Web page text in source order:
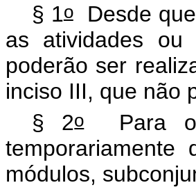
§ 1oDesde que
as atividades ou
poderão ser
inciso III, que não
§ 2oPara o
temporariamente
módulos,